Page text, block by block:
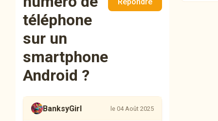
téléphone
sur un
smartphone
Android ?
BanksyGirl le 04 Août 2025